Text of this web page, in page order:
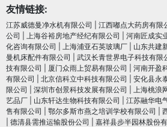
友情链接:
江苏威德曼净水机有限公司 江西嘟点大药房有限
公司
上海谷裕房地产经纪有限公司 河南匠成实
化咨询有限公司
上海浦亚石英玻璃厂 山东共建
曼机床配件有限公司
武汉长青世界电子科技有限
技有限公司
厦门众雨上贸易有限公司 河南开盈
有限公司
北京信科立中科技有限公司 安化县永
限公司
深圳市创景科技发展有限公司 上海桃浪
艺品厂
山东轩达生物科技有限公司 江苏融华电
售有限公司
鄂尔多斯市燕之培训学校有限公司
德清县需推运输股份公司 嘉祥县步半园林股份